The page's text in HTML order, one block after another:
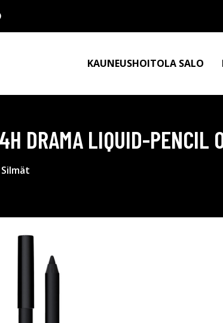
KAUNEUSHOITOLA SALO
DRAMA LIQUID-PENCIL
Silmät